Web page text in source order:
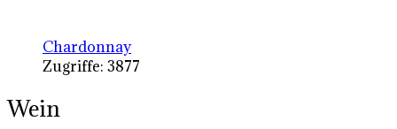
Chardonnay
Zugriffe: 3877
Wein